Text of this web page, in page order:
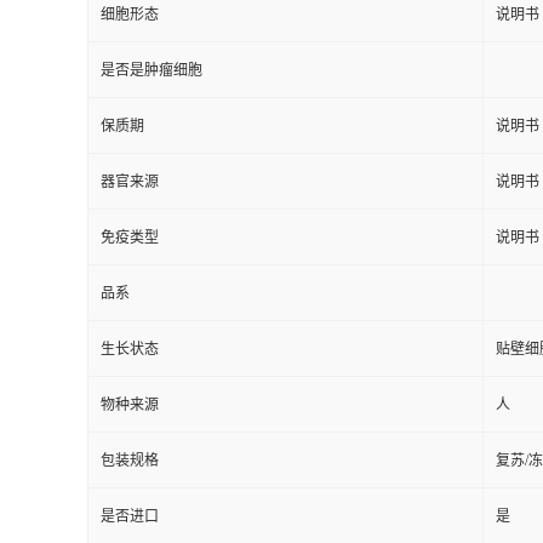
细胞形态 说明书
是否是肿瘤细胞
保质期 说明书
器官来源 说明书
免疫类型 说明书
品系
生长状态 贴壁细
物种来源 人
包装规格 复苏/
是否进口 是